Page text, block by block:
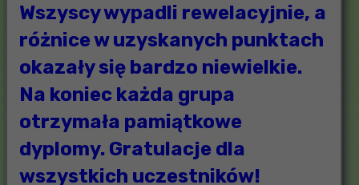
Wszyscy wypadli rewelacyjnie, a
różnice w uzyskanych punktach
okazały się bardzo niewielkie.
Na koniec każda grupa
otrzymała pamiątkowe
dyplomy. Gratulacje dla
wszystkich uczestników!